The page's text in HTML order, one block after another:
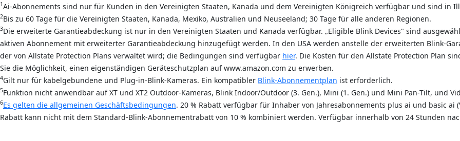
1Ai-Abonnements sind nur für Kunden in den Vereinigten Staaten, Kanada und dem Vereinigten Königreich verfügbar und sind in
2Bis zu 60 Tage für die Vereinigten Staaten, Kanada, Mexiko, Australien und Neuseeland; 30 Tage für alle anderen Regionen.
3Die erweiterte Garantieabdeckung ist nur in den Vereinigten Staaten und Kanada verfügbar. „Eligible Blink Devices" sind
aktiven Abonnement mit erweiterter Garantieabdeckung hinzugefügt werden. In den USA werden anstelle der erweiterten Blink-
der von Allstate Protection Plans verwaltet wird; die Bedingungen sind verfügbar hier. Die Kosten für den Allstate Protection Plan
Sie die Möglichkeit, einen eigenständigen Geräteschutzplan auf www.amazon.com zu erwerben.
4Gilt nur für kabelgebundene und Plug-in-Blink-Kameras. Ein kompatibler Blink-Abonnementplan ist erforderlich.
5Funktion nicht anwendbar auf XT und XT2 Outdoor-Kameras, Blink Indoor/Outdoor (3. Gen.), Mini (1. Gen.) und Mini Pan-Tilt, und
6Es gelten die allgemeinen Geschäftsbedingungen. 20 % Rabatt verfügbar für Inhaber von Jahresabonnements plus ai und basic
Rabatt kann nicht mit dem Standard-Blink-Abonnementrabatt von 10 % kombiniert werden. Verfügbar innerhalb von 24 Stunden